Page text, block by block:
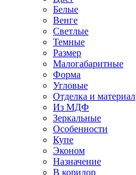
Белые
Венге
Светлые
Темные
Размер
Малогабаритные
Форма
Угловые
Отделка и материал
Из МДФ
Зеркальные
Особенности
Купе
Эконом
Назначение
В коридор